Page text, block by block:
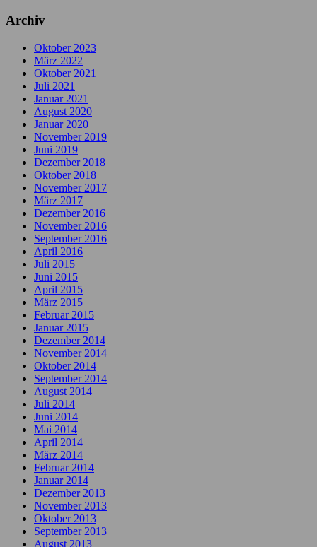
Archiv
Oktober 2023
März 2022
Oktober 2021
Juli 2021
Januar 2021
August 2020
Januar 2020
November 2019
Juni 2019
Dezember 2018
Oktober 2018
November 2017
März 2017
Dezember 2016
November 2016
September 2016
April 2016
Juli 2015
Juni 2015
April 2015
März 2015
Februar 2015
Januar 2015
Dezember 2014
November 2014
Oktober 2014
September 2014
August 2014
Juli 2014
Juni 2014
Mai 2014
April 2014
März 2014
Februar 2014
Januar 2014
Dezember 2013
November 2013
Oktober 2013
September 2013
August 2013